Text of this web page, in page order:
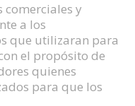
comerciales y
a los
que utilizaran para
el propósito de
quienes
para que los